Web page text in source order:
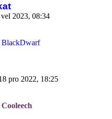
vel 2023, 08:34
BlackDwarf
pro 2022, 18:25
Cooleech